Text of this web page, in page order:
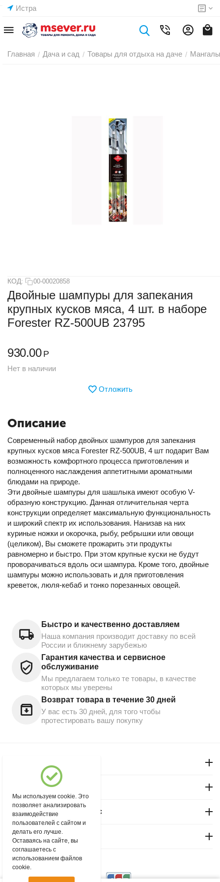
Истра
Главная / Дача и сад / Товары для отдыха на даче /
КОД: 00-00020858
Двойные шампуры для запекания
крупных кусков мяса, 4 шт. в наборе
Forester RZ-500UB 23795
930.00 Р
Нет в наличии
Отложить
Описание
Современный набор двойных шампуров для запекания
крупных кусков мяса Forester RZ-500UB, 4 шт подарит Вам
возможность комфортного процесса приготовления и
полноценного наслаждения аппетитными ароматными
блюдами на природе.
Эти двойные шампуры для шашлыка имеют особую V-
образную конструкцию. Данная отличительная черта
конструкции определяет максимальную функциональность
и широкий спектр их использования. Нанизав на них
куриные ножки и окорочка, рыбу, ребрышки или овощи
(целиком), Вы сможете прожарить эти продукты
равномерно и быстро. При этом крупные куски не будут
проворачиваться вдоль оси шампура. Кроме того, двойные
шампуры можно использовать и для приготовления
креветок, люля-кебаб и тонко порезанных овощей.
Быстро и качественно доставляем
Наша компания производит доставку по всей
России и ближнему зарубежью
Гарантия качества и сервисное
обслуживание
Мы предлагаем только те товары, в качестве
которых мы уверены
Возврат товара в течение 30 дней
У вас есть 30 дней, для того чтобы
протестировать вашу покупку
Магазин "Северный"
Покупательский сервис
Контакты
© 2004 - 2026 msever.ru.
Мы используем cookie. Это
позволяет анализировать
взаимодействие
пользователей с сайтом и
делать его лучше.
Оставаясь на сайте, вы
соглашаетесь с
использованием файлов
cookie.